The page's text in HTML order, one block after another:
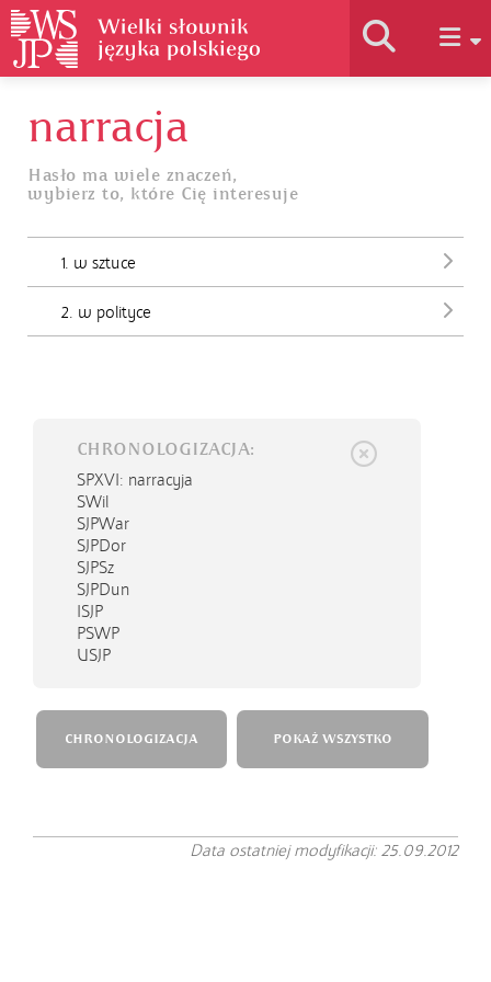
Historia słownika
Jak korzystać
narracja
Hasło ma wiele znaczeń,
wybierz to, które Cię interesuje
1. w sztuce
2. w polityce
CHRONOLOGIZACJA:
SPXVI: narracyja
SWil
SJPWar
SJPDor
SJPSz
SJPDun
ISJP
PSWP
USJP
CHRONOLOGIZACJA POKAŻ WSZYSTKO
Data ostatniej modyfikacji: 25.09.2012